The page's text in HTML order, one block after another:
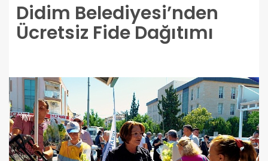
Didim Belediyesi’nden
Ücretsiz Fide Dağıtımı